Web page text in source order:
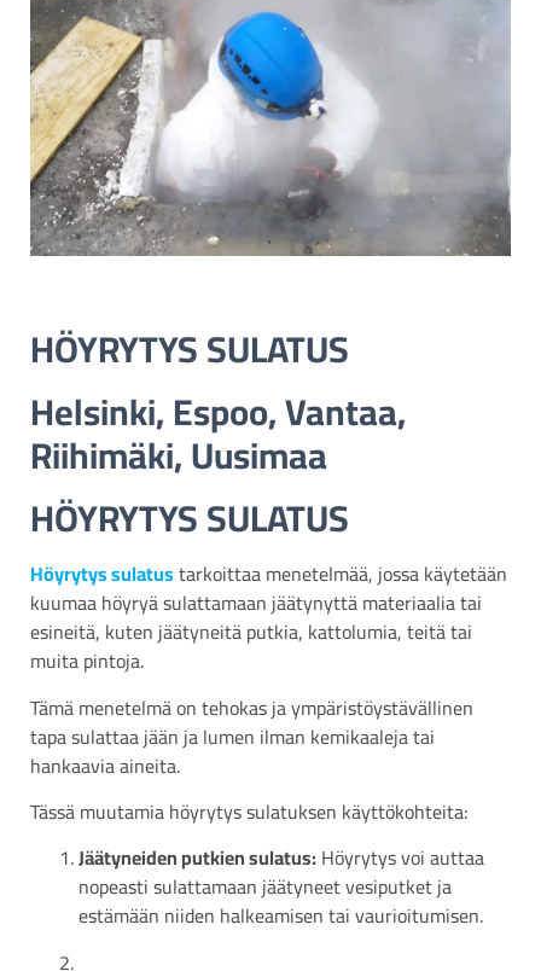
HÖYRYTYS SULATUS
Helsinki, Espoo, Vantaa,
Riihimäki, Uusimaa
HÖYRYTYS SULATUS
Höyrytys sulatustarkoittaa menetelmää, jossa käytetään
kuumaa höyryä sulattamaan jäätynyttä materiaalia tai
esineitä, kuten jäätyneitä putkia, kattolumia, teitä tai
muita pintoja.
Tämä menetelmä on tehokas ja ympäristöystävällinen
tapa sulattaa jään ja lumen ilman kemikaaleja tai
hankaavia aineita.
Tässä muutamia höyrytys sulatuksen käyttökohteita:
Jäätyneiden putkien sulatus: Höyrytys voi auttaa
nopeasti sulattamaan jäätyneet vesiputket ja
estämään niiden halkeamisen tai vaurioitumisen.